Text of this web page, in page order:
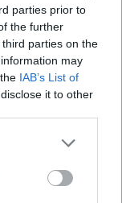
parties prior to
the further
parties on the
may
IAB’s List of
it to other
aut
svobody a
nebo
ve
množství